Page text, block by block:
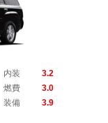
内装
3.2
燃費
3.0
装備
3.9